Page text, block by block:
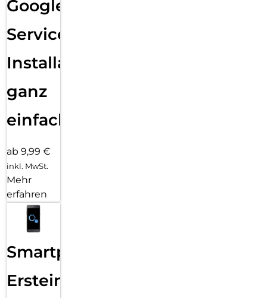
Google
Services
Installation
ganz
einfach
ab 9,99 €
inkl. MwSt.
Mehr
erfahren
Smartphone
Ersteinrichtung